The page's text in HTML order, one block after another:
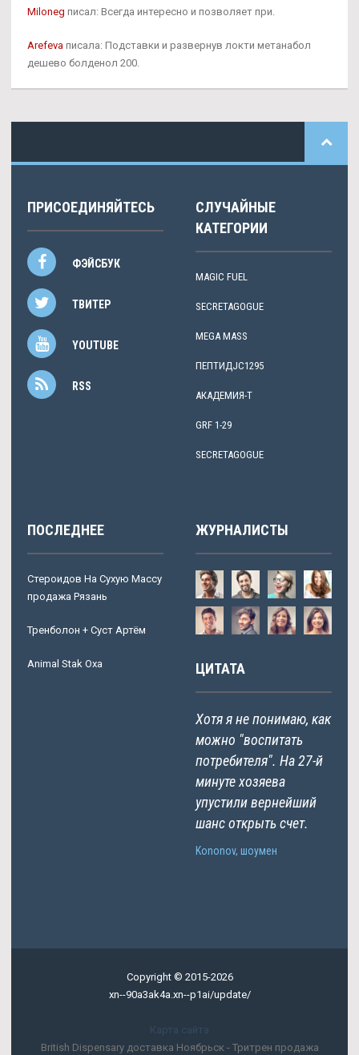
Miloneg писал: Всегда интересно и позволяет при.
Arefeva писала: Подставки и развернув локти метанабол
дешево болденол 200.
ПРИСОЕДИНЯЙТЕСЬ
ФЭЙСБУК
ТВИТЕР
YOUTUBE
RSS
СЛУЧАЙНЫЕ
КАТЕГОРИИ
MAGIC FUEL
SECRETAGOGUE
MEGA MASS
ПЕПТИДJC1295
АКАДЕМИЯ-Т
GRF 1-29
SECRETAGOGUE
ПОСЛЕДНЕЕ
Стероидов На Сухую Массу
продажа Рязань
Тренболон + Суст Артём
Animal Stak Оха
ЖУРНАЛИСТЫ
ЦИТАТА
Хотя я не понимаю, как
можно "воспитать
потребителя". На 27-й
минуте хозяева
упустили вернейший
шанс открыть счет.
Kononov, шоумен
Copyright © 2015-2026
xn--90a3ak4a.xn--p1ai/update/
Карта сайта
British Dispensary доставка Ноябрьск - Тритрен продажа